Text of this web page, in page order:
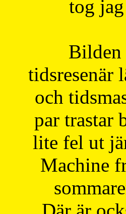
tog
Bilden
tidsresenär
och
par trastar
lite fel ut
Machine